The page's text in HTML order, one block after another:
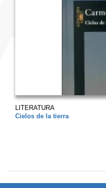
LITERATURA
Cielos de la tierra